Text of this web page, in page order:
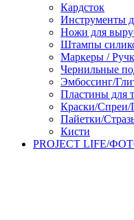
Кардсток
Инструменты
Ножи для
Штампы
Маркеры /
Чернильные
Эмбоссинг/
Пластины для
Краски/Спреи/
Пайетки/
Кисти
PROJECT LIFE/